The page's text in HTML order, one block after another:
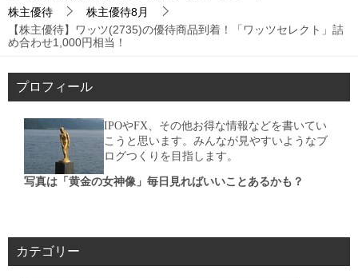
株主優待
株主優待8月
【株主優待】ワッツ(2735)の優待商品到着！「ワッツセレクト」詰
め合わせ1,000円相当！
プロフィール
IPOやFX、その他お得な情報などを書いてい
こうと思います。みんなが見やすいようなブ
ログつくりを目指します。
写真は「黄金の女神像」毎日見ればいいことあるかも？
カテゴリー